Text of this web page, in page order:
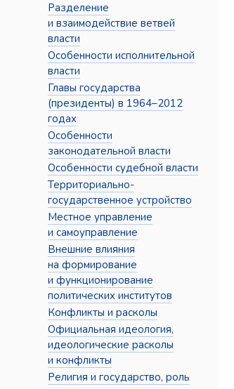
Разделение
и взаимодействие ветвей
власти
Особенности исполнительной
власти
Главы государства
(президенты) в 1964–2012
годах
Особенности
законодательной власти
Особенности судебной власти
Территориально-
государственное устройство
Местное управление
и самоуправление
Внешние влияния
на формирование
и функционирование
политических институтов
Конфликты и расколы
Официальная идеология,
идеологические расколы
и конфликты
Религия и государство, роль